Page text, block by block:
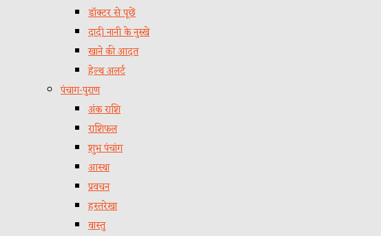
डॉक्टर से पूछें
दादी नानी के नुस्खे
खाने की आदत
हेल्थ अलर्ट
पंचाग-पुराण
अंक राशि
राशिफल
शुभ पंचांग
आस्था
प्रवचन
हस्तरेखा
वास्तु